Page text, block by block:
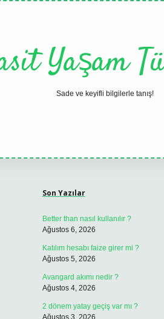
Yaşam
Sade ve keyifli bilgilerle tanış!
Son Yazılar
Better than nasıl kullanılır ?
Ağustos 6, 2026
Katılım hesabı faize girer mi ?
Ağustos 5, 2026
Avangard akımı nedir ?
Ağustos 4, 2026
2 dönem yatay geçiş var mı ?
Ağustos 3, 2026